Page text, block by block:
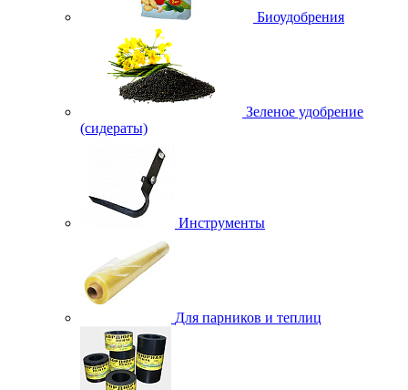
Биоудобрения
Зеленое удобрение
(сидераты)
Инструменты
Для парников и теплиц